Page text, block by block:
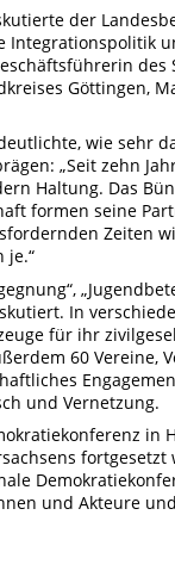
der
Integrationspolitik
Göttingen,
wie sehr
„Seit zehn
Haltung. Das
formen seine
Zeiten
je.“
In
für ihr
60 Vereine,
und Vernetzung.
in
fortgesetzt
und Akteure